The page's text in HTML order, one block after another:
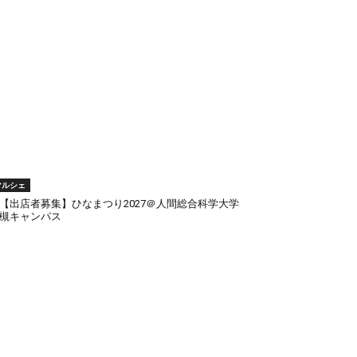
シェ
店者募集】ひなまつり2027＠人間総合科学大学
キャンパス